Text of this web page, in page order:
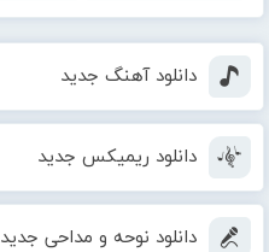
دانلود آهنگ جدید
دانلود ریمیکس جدید
دانلود نوحه و مداحی جدید